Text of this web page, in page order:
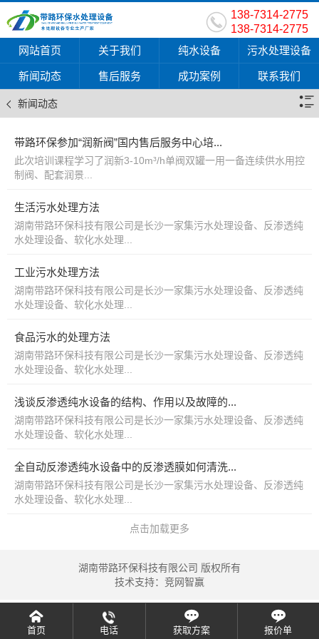
138-7314-2775
138-7314-2775
网站首页
关于我们 纯水设备 污水处理设备
新闻动态 售后服务 成功案例 联系我们
新闻动态
带路环保参加“润新阀”国内售后服务中心培...
此次培训课程学习了润新3-10m³/h单阀双罐一用一备连续供水用控
制阀、配套润景...
生活污水处理方法
湖南带路环保科技有限公司是长沙一家集污水处理设备、反渗透纯
水处理设备、软化水处理...
工业污水处理方法
湖南带路环保科技有限公司是长沙一家集污水处理设备、反渗透纯
水处理设备、软化水处理...
食品污水的处理方法
湖南带路环保科技有限公司是长沙一家集污水处理设备、反渗透纯
水处理设备、软化水处理...
浅谈反渗透纯水设备的结构、作用以及故障的...
湖南带路环保科技有限公司是长沙一家集污水处理设备、反渗透纯
水处理设备、软化水处理...
全自动反渗透纯水设备中的反渗透膜如何清洗...
湖南带路环保科技有限公司是长沙一家集污水处理设备、反渗透纯
水处理设备、软化水处理...
点击加载更多
湖南带路环保科技有限公司 版权所有
技术支持： 竞网智赢
首页 电话 获取方案 报价单